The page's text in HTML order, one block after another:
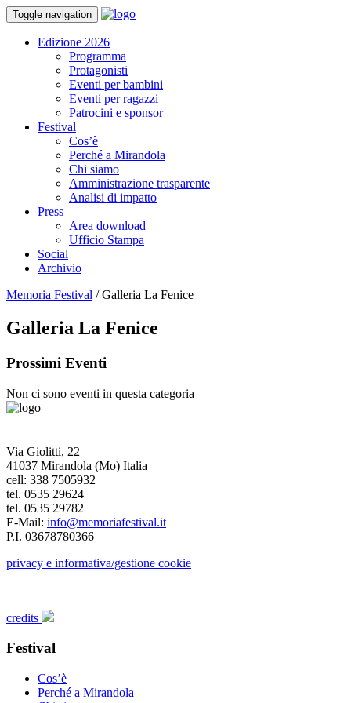
Toggle navigation
Edizione 2026
Programma
Protagonisti
Eventi per bambini
Eventi per ragazzi
Patrocini e sponsor
Festival
Cos’è
Perché a Mirandola
Chi siamo
Amministrazione trasparente
Analisi di impatto
Press
Area download
Ufficio Stampa
Social
Archivio
Memoria Festival /Galleria La Fenice
Galleria La Fenice
Prossimi Eventi
Non ci sono eventi in questa categoria
Via Giolitti, 22
41037 Mirandola (Mo) Italia
cell: 338 7505932
tel. 0535 29624
tel. 0535 29782
E-Mail: info@memoriafestival.it
P.I. 03678780366
privacy e informativa/gestione cookie
credits
Festival
Cos’è
Perché a Mirandola